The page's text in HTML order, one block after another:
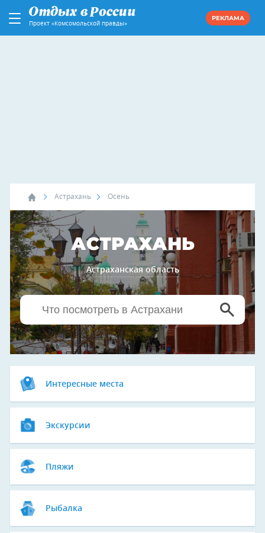
Проект «Комсомольской правды»
РЕКЛАМА
Астрахань Осень
АСТРАХАНЬ
Астраханская область
Интересные места
Экскурсии
Пляжи
Рыбалка